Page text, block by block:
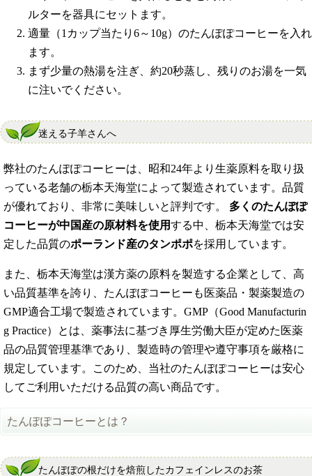
ルターを器具にセットます。
適量（1カップ当たり6～10g）のたんぽぽコーヒーを入れ
ます。
まず少量の熱湯を注ぎ、約20秒蒸し、残りのお湯を一気
に注いでください。
迷える子羊さんへ
弊社のたんぽぽコーヒーは、昭和24年より生薬原料を取り扱
っている老舗の栃本天海堂によって製造されています。品質
が優れており、非常に美味しいと評判です。 多くのたんぽぽ
コーヒーが中国産の原材料を使用する中、栃本天海堂では安
定した品質のポーランド産のタンポポを採用しています。
また、栃本天海堂は漢方薬の原料を製造する企業として、高
い品質基準を誇り、たんぽぽコーヒーも医薬品・製薬製造の
GMP適合工場で製造されています。GMP（Good Manufacturin
g Practice）とは、薬事法に基づき厚生労働大臣が定めた医薬
品の品質管理基準であり、製造時の管理や遵守事項を厳格に
規定しています。このため、当社のたんぽぽコーヒーは安心
してご利用いただける品質の高い商品です。
たんぽぽコーヒーとは？
たんぽぽの根だけを焙煎したカフェインレスのお茶